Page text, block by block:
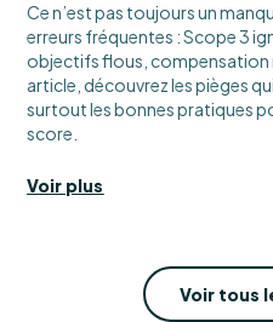
Ce n’est pas toujours un
erreurs fréquentes : Scope 3
objectifs flous, compensation
article, découvrez les pièges
surtout les bonnes pratiques
score.
Voir plus
Voir tous